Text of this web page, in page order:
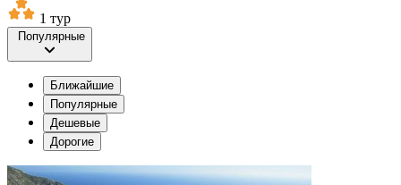
1 тур
Популярные
Ближайшие
Популярные
Дешевые
Дорогие